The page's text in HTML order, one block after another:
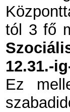
tól 3 fő
12.31.-
Ez